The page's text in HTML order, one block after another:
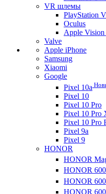
VR шлемы
PlayStation
Oculus
Apple Vision
Valve
Apple iPhone
Samsung
Xiaomi
Google
Pixel 10a
Pixel 10
Pixel 10 Pro
Pixel 10 Pro
Pixel 10 Pro
Pixel 9a
Pixel 9
HONOR
HONOR
HONOR
HONOR 600
HONOR